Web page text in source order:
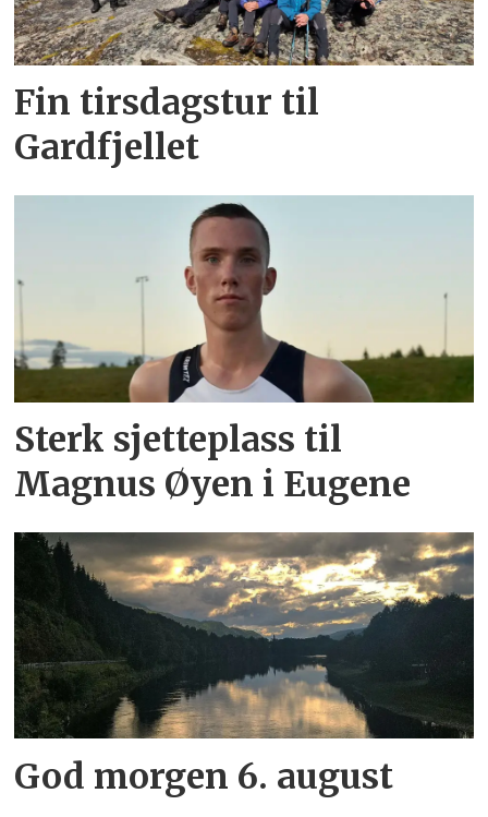
Fin tirsdagstur til
Gardfjellet
Sterk sjetteplass til
Magnus Øyen i Eugene
God morgen 6. august